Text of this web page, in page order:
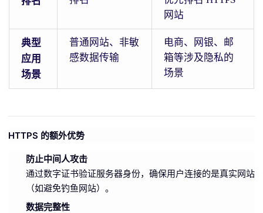
网站
典型
应用
场景
普通网站、非敏
感数据传输
电商、网银、邮
箱等涉及隐私的
场景
HTTPS 的额外优势
防止中间人攻击
通过数字证书验证服务器身份，确保用户连接的是真实网站
（如避免钓鱼网站）。
数据完整性